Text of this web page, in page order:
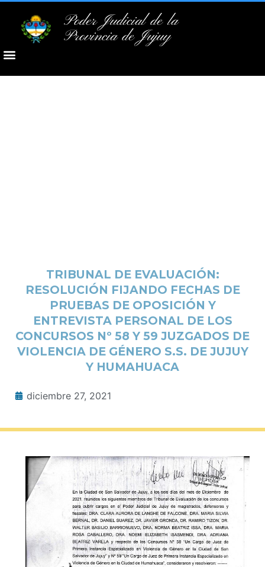
Poder Judicial de la
Provincia de Jujuy
TRIBUNAL DE EVALUACIÓN:
RESOLUCIÓN FIJANDO FECHAS DE
PRUEBAS DE OPOSICIÓN Y
ENTREVISTA PERSONAL DE LOS
CONCURSOS Nº 58 Y 59 JUZGADOS DE
VIOLENCIA DE GÉNERO S.S. DE JUJUY
Y HUMAHUACA
diciembre 27, 2021